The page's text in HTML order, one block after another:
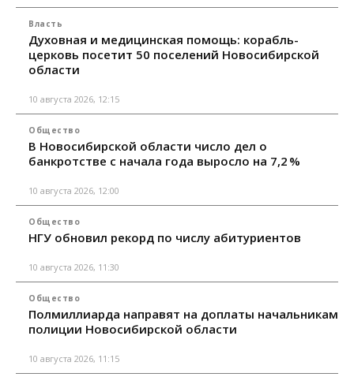
Власть
Духовная и медицинская помощь: корабль-
церковь посетит 50 поселений Новосибирской
области
10 августа 2026, 12:15
Общество
В Новосибирской области число дел о
банкротстве с начала года выросло на 7,2 %
10 августа 2026, 12:00
Общество
НГУ обновил рекорд по числу абитуриентов
10 августа 2026, 11:30
Общество
Полмиллиарда направят на доплаты начальникам
полиции Новосибирской области
10 августа 2026, 11:15